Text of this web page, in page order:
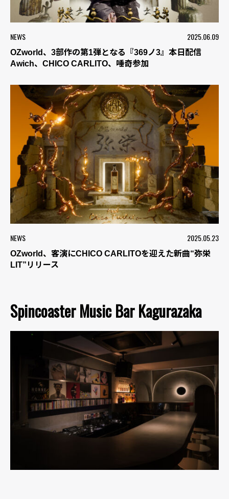
NEWS 2025.06.09
OZworld、3部作の第1弾となる『369ノ3』本日配信
Awich、CHICO CARLITO、唾奇参加
NEWS 2025.05.23
OZworld、客演にCHICO CARLITOを迎えた新曲“弥栄
LIT”リリース
Spincoaster Music Bar Kagurazaka